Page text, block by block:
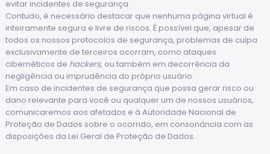
evitar incidentes de segurança.
Contudo, é necessário destacar que nenhuma página virtual é
inteiramente segura e livre de riscos. É possível que, apesar de
todos os nossos protocolos de segurança, problemas de culpa
exclusivamente de terceiros ocorram, como ataques
cibernéticos de hackers, ou também em decorrência da
negligência ou imprudência do próprio usuário.
Em caso de incidentes de segurança que possa gerar risco ou
dano relevante para você ou qualquer um de nossos usuários,
comunicaremos aos afetados e à Autoridade Nacional de
Proteção de Dados sobre o ocorrido, em consonância com as
disposições da Lei Geral de Proteção de Dados.